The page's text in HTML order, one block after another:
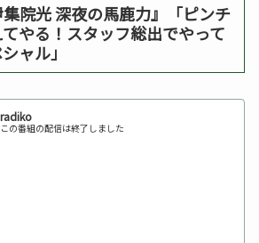
集院光 深夜の馬鹿力』「ピンチ
やる！スタッフ総出でやって
ャル」
radiko
この番組の配信は終了しました